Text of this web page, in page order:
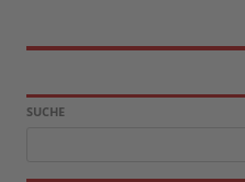
SUCHE